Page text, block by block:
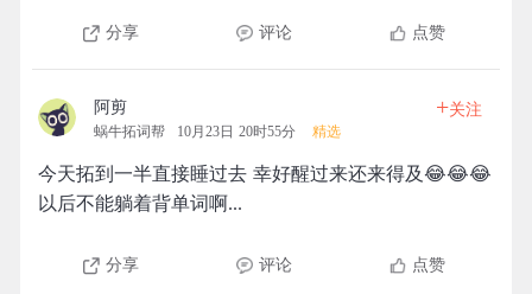
分享 评论 点赞
阿剪
蜗牛拓词帮 10月23日 20时55分 精选
+关注
今天拓到一半直接睡过去 幸好醒过来还来得及😂😂😂
以后不能躺着背单词啊...
分享 评论 点赞